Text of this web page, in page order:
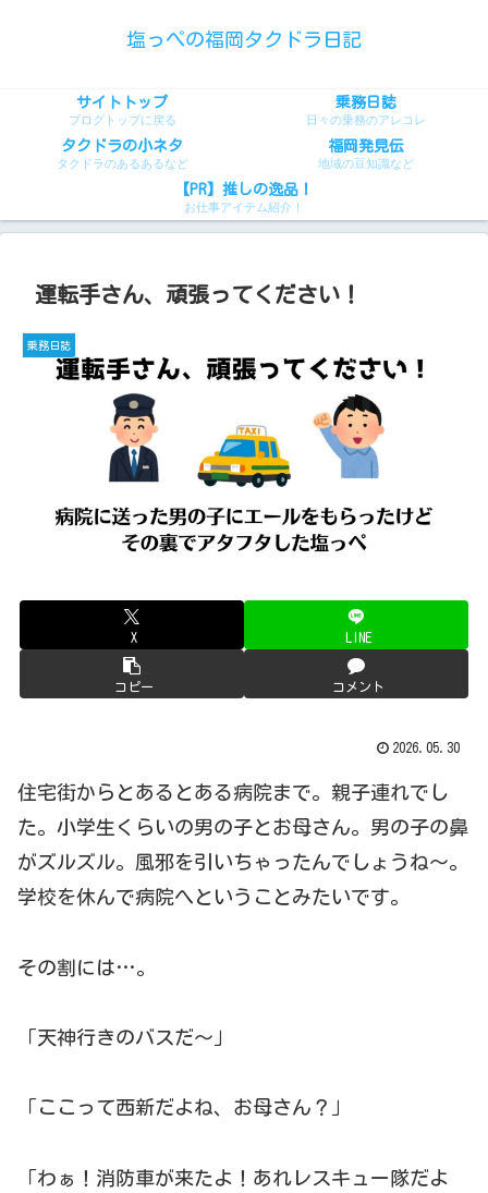
塩っぺの福岡タクドラ日記
サイトトップ
ブログトップに戻る
乗務日誌
日々の乗務のアレコレ
タクドラの小ネタ
タクドラのあるあるなど
福岡発見伝
地域の豆知識など
【PR】推しの逸品！
お仕事アイテム紹介！
運転手さん、頑張ってください！
乗務日誌
X LINE
コピー コメント
2026.05.30
住宅街からとあるとある病院まで。親子連れでし
た。小学生くらいの男の子とお母さん。男の子の鼻
がズルズル。風邪を引いちゃったんでしょうね〜。
学校を休んで病院へということみたいです。
その割には…。
「天神行きのバスだ〜」
「ここって西新だよね、お母さん？」
「わぁ！消防車が来たよ！あれレスキュー隊だよ